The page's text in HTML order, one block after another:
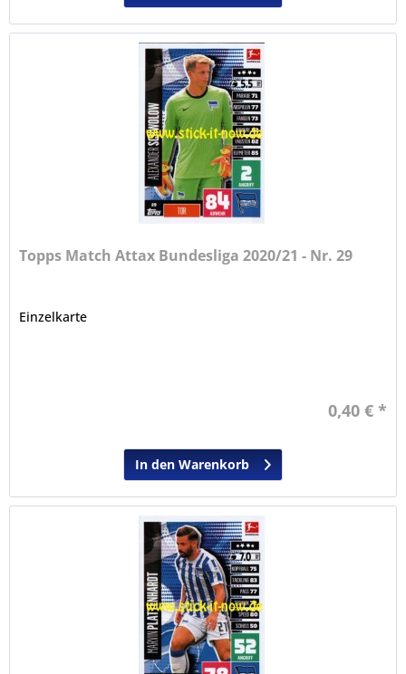
Topps Match Attax Bundesliga 2020/21 - Nr. 29
Einzelkarte
0,40 € *
In den Warenkorb